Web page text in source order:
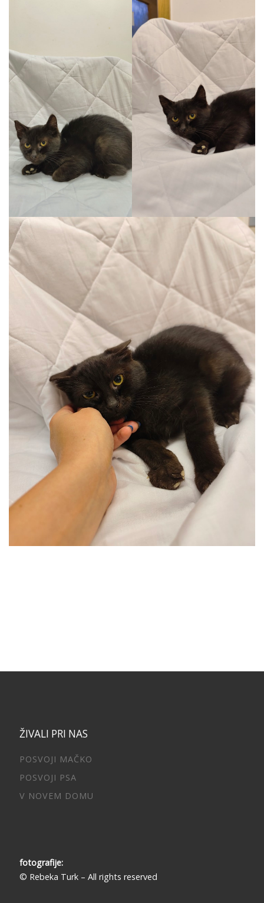
ŽIVALI PRI NAS
POSVOJI MAČKO
POSVOJI PSA
V NOVEM DOMU
fotografije:
© Rebeka Turk – All rights reserved